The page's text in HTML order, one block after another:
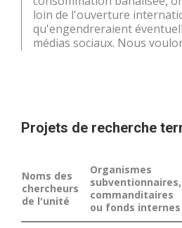
loin de l'ouverture
qu'engendreraient
médias sociaux. Nous
Projets de recherche
Noms des
chercheurs
de l'unité
Organismes
subventionnaires,
commanditaires
ou fonds internes